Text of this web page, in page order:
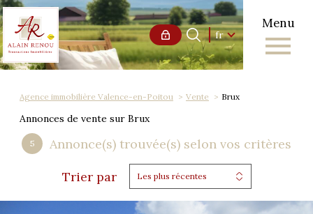
Menu
Langue
fr
Accueil 0 Langue
fr
Agence immobilière Valence-en-Poitou Vente Brux
Annonces de vente sur Brux
5 Annonce(s) trouvée(s) selon vos critères
Trier par Les plus récentes